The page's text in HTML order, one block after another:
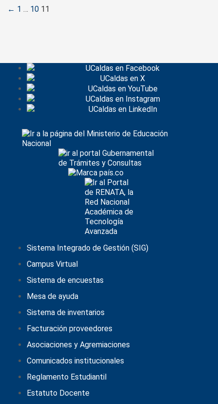
Posts
← 1 … 10 11
Sistema Integrado de Gestión (SIG)
Campus Virtual
Sistema de encuestas
Mesa de ayuda
Sistema de inventarios
Facturación proveedores
Asociaciones y Agremiaciones
Comunicados institucionales
Reglamento Estudiantil
Estatuto Docente